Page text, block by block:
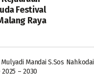
Festival
Raya
Mandai S.Sos Nahkodai
– 2030